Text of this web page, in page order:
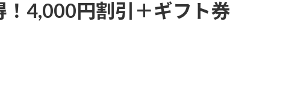
！4,000円割引＋ギフト券